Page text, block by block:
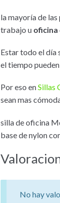
la mayoría de
trabajo u oficina
Estar todo el día
el tiempo
Por eso enSillas
sean mas
silla de oficina
base de nylon
No hay